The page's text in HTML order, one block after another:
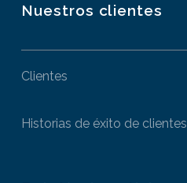
Nuestros clientes
Clientes
Historias de éxito de clientes